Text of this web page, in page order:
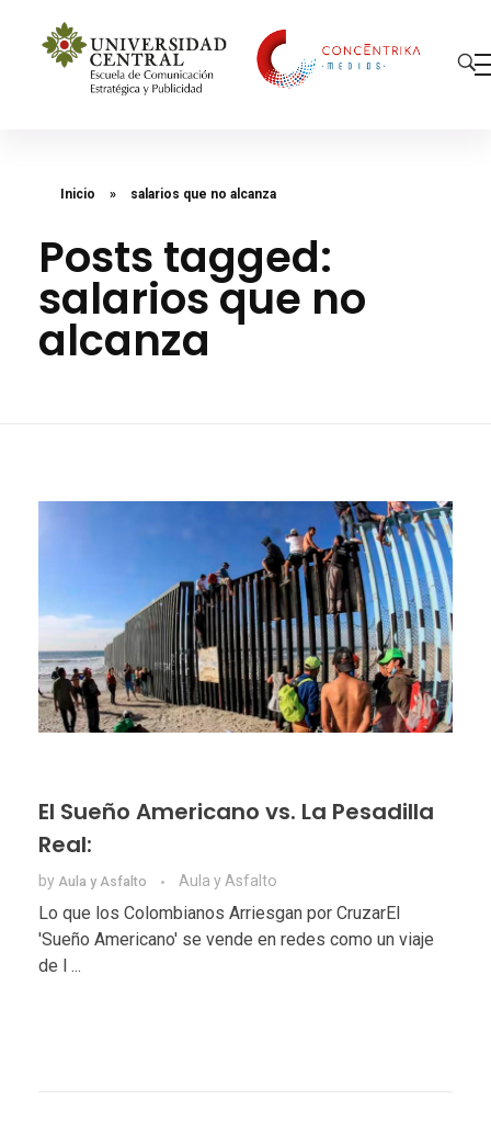
Inicio » salarios que no alcanza
Posts tagged:
salarios que no
alcanza
El Sueño Americano vs. La Pesadilla
Real:
by Aula y Asfalto Aula y Asfalto
Lo que los Colombianos Arriesgan por CruzarEl
'Sueño Americano' se vende en redes como un viaje
de l ...